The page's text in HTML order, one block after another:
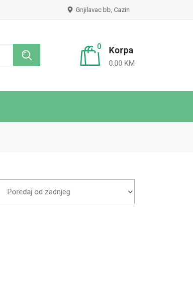
Gnjilavac bb, Cazin
0 Korpa
0.00 KM